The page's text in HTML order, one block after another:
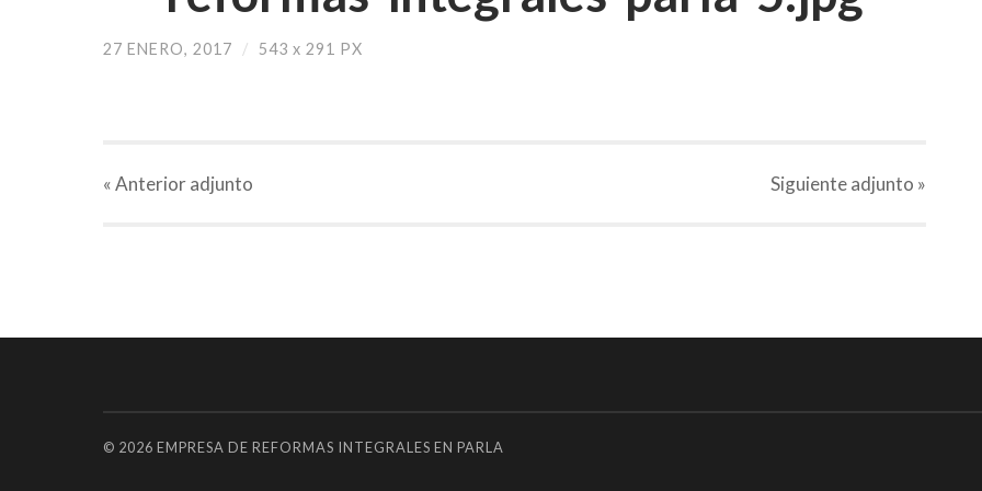
27 ENERO, 2017 / 543x 291 PX
« Anterioradjunto Siguienteadjunto »
© 2026EMPRESA DE REFORMAS INTEGRALES EN PARLA